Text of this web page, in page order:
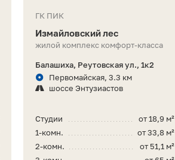
ГК ПИК
Измайловский лес
жилой комплекс комфорт-класса
Балашиха, Реутовская ул., 1к2
Первомайская, 3.3 км
шоссе Энтузиастов
от 18,9 м²
Студии
от 33,8 м²
1-комн.
от 51,1 м²
2-комн.